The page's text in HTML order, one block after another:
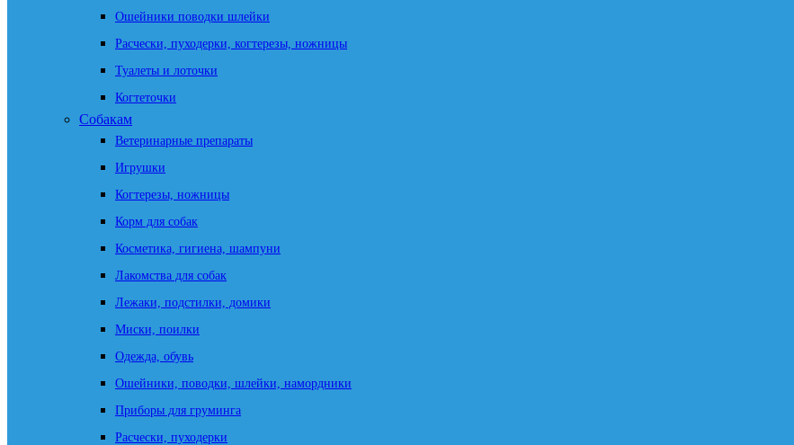
Ошейники поводки шлейки
Расчески, пуходерки, когтерезы, ножницы
Туалеты и лоточки
Когтеточки
Собакам
Ветеринарные препараты
Игрушки
Когтерезы, ножницы
Корм для собак
Косметика, гигиена, шампуни
Лакомства для собак
Лежаки, подстилки, домики
Миски, поилки
Одежда, обувь
Ошейники, поводки, шлейки, намордники
Приборы для груминга
Расчески, пуходерки